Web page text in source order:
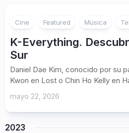
Cine Featured Música
K-Everything.
Sur
Daniel Dae Kim, conocido por su
Kwon en Lost o Chin Ho Kelly en
mayo 22, 2026
2023